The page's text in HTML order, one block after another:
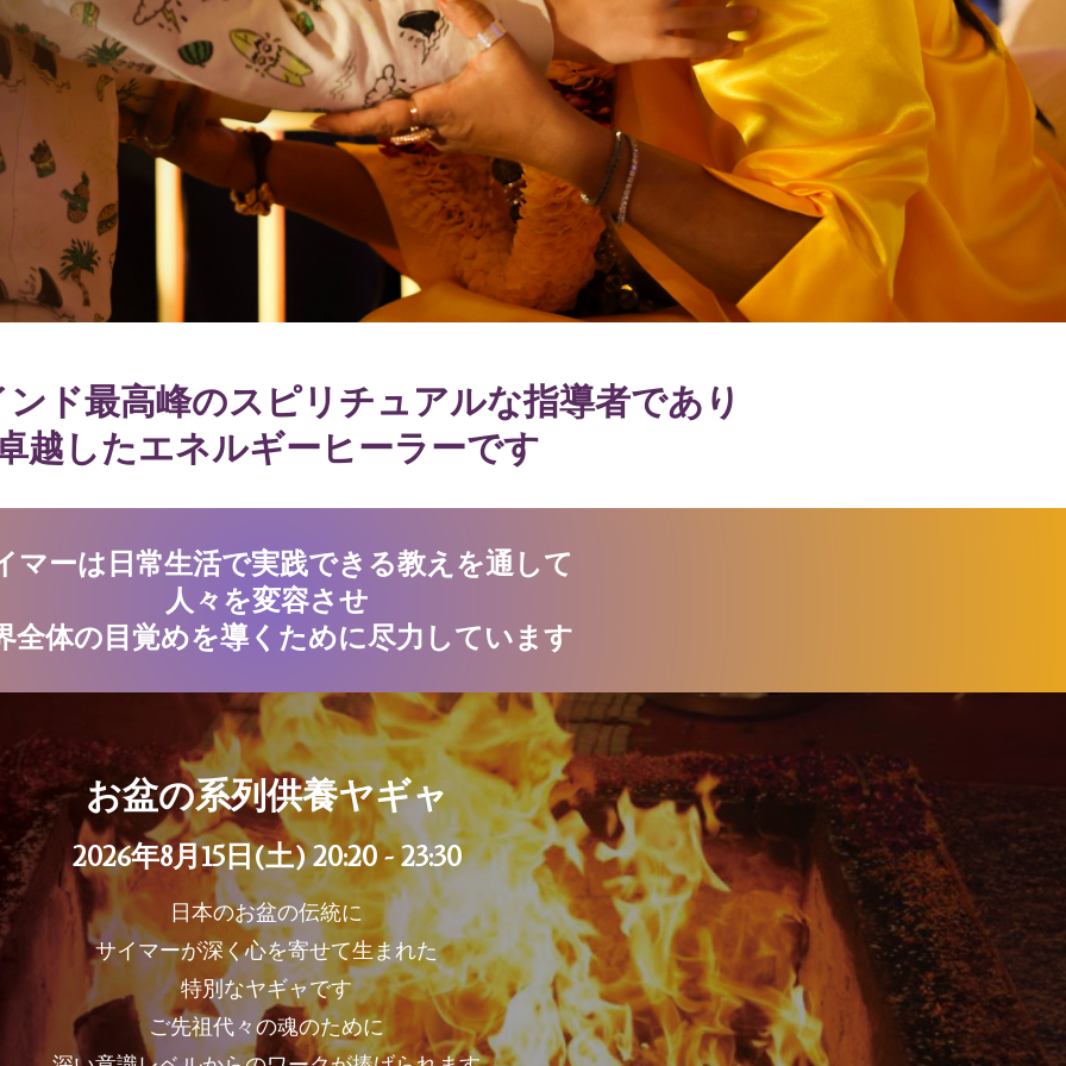
ド最高峰のスピリチュアルな指導者であり
越したエネルギーヒーラーです
マーは日常生活で実践できる教えを通して
人々を変容させ
全体の目覚めを導くために尽力しています
お盆の系列供養ヤギャ
2026年8月15日(土) 20:20 - 23:30
日本のお盆の伝統に
サイマーが深く心を寄せて生まれた
特別なヤギャです
ご先祖代々の魂のために